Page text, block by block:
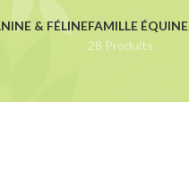
& FÉLINEFAMILLE ÉQUINE
28 Produits